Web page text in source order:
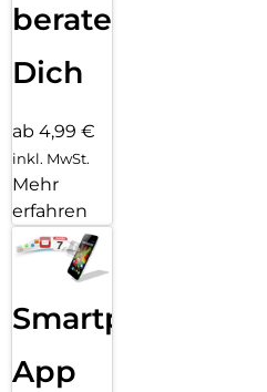
beraten
Dich
ab 4,99 €
inkl. MwSt.
Mehr
erfahren
Smartphone
App